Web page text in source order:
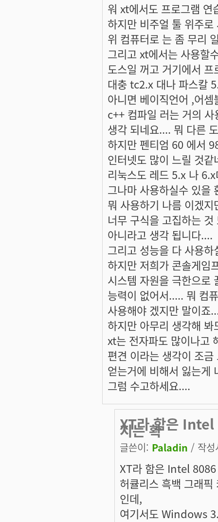
워 xt에서도 프로그램 연
하지만 비주얼 툴 위주
위 컴퓨터로 는 좀 무리
그리고 xt에서는 사용할
도스일 꺼고 거기에서
대충 tc2.x 대나 파스칼
아니면 베이직언어 ,어
c++ 컴파일 러는 거의
생각 되네요.... 뭐 다른
하지만 펜티엄 60 에서
인터넷도 많이 느릴 것같
리눅스도 레드 5.x 나
그나마 사용하실수 있을
뭐 사용하기 나름 이겠지
너무 구식을 고집하는
아니라고 생각 됩니다....
그리고 성능을 다 사용
하지만 저희가 콘솔게임
시스템 자원을 극한으로
능력이 없어서..... 뭐 컴
사용해야 겠지만 말이죠
하지만 아무리 생각해 봐
xt는 전자파도 많이나고
편견 이라는 생각이 조
얻는거에 비해서 잃는게
그럼 수고하세요....
XT라 함은
지는 확
글쓴이: Paladin / 작
XT라 함은 Intel
허큘리스 흑백 그래
인데,
여기서도 Windows